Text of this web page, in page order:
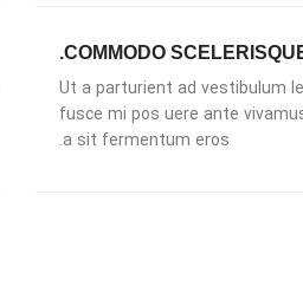
COMMODO
Ut a parturient ad vestibulum
fusce mi pos uere ante
a sit fermentum eros.